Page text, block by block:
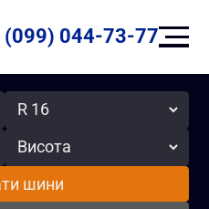
(099) 044-73-77
Радіус
Висота
шини